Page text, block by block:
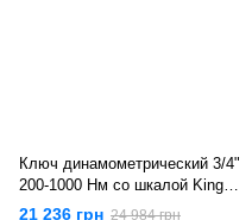
Ключ динамометрический 3/4"
200-1000 Нм со шкалой King
Tony 34666-3FG
21 236 грн 24 984 грн